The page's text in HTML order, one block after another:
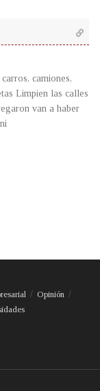
camiones,
Limpien las calles
van a haber
Opinión